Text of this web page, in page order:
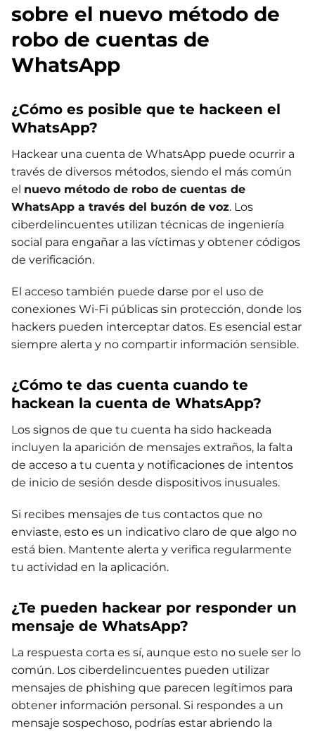
sobre el nuevo método de
robo de cuentas de
WhatsApp
¿Cómo es posible que te hackeen el
WhatsApp?
Hackear una cuenta de WhatsApp puede ocurrir a
través de diversos métodos, siendo el más común
el nuevo método de robo de cuentas de
WhatsApp a través del buzón de voz. Los
ciberdelincuentes utilizan técnicas de ingeniería
social para engañar a las víctimas y obtener códigos
de verificación.
El acceso también puede darse por el uso de
conexiones Wi-Fi públicas sin protección, donde los
hackers pueden interceptar datos. Es esencial estar
siempre alerta y no compartir información sensible.
¿Cómo te das cuenta cuando te
hackean la cuenta de WhatsApp?
Los signos de que tu cuenta ha sido hackeada
incluyen la aparición de mensajes extraños, la falta
de acceso a tu cuenta y notificaciones de intentos
de inicio de sesión desde dispositivos inusuales.
Si recibes mensajes de tus contactos que no
enviaste, esto es un indicativo claro de que algo no
está bien. Mantente alerta y verifica regularmente
tu actividad en la aplicación.
¿Te pueden hackear por responder un
mensaje de WhatsApp?
La respuesta corta es sí, aunque esto no suele ser lo
común. Los ciberdelincuentes pueden utilizar
mensajes de phishing que parecen legítimos para
obtener información personal. Si respondes a un
mensaje sospechoso, podrías estar abriendo la